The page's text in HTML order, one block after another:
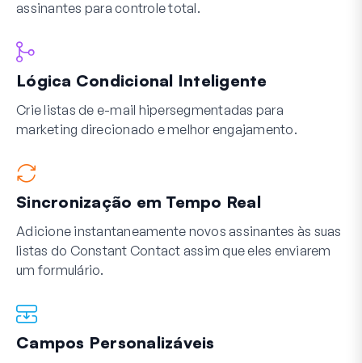
assinantes para controle total.
Lógica Condicional Inteligente
Crie listas de e-mail hipersegmentadas para
marketing direcionado e melhor engajamento.
Sincronização em Tempo Real
Adicione instantaneamente novos assinantes às suas
listas do Constant Contact assim que eles enviarem
um formulário.
Campos Personalizáveis